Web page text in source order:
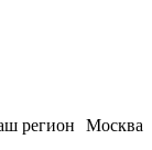
Москва
регион